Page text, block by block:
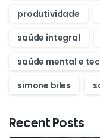
produtividade
saúde integral
saúde mental e
simone biles
Recent Posts